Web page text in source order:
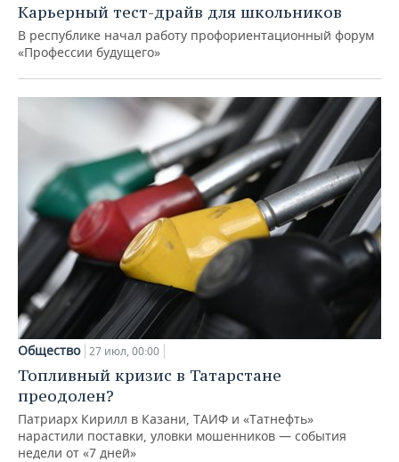
Карьерный тест-драйв для школьников
В республике начал работу профориентационный форум
«Профессии будущего»
Общество 27 июл, 00:00
Топливный кризис в Татарстане
преодолен?
Патриарх Кирилл в Казани, ТАИФ и «Татнефть»
нарастили поставки, уловки мошенников — события
недели от «7 дней»